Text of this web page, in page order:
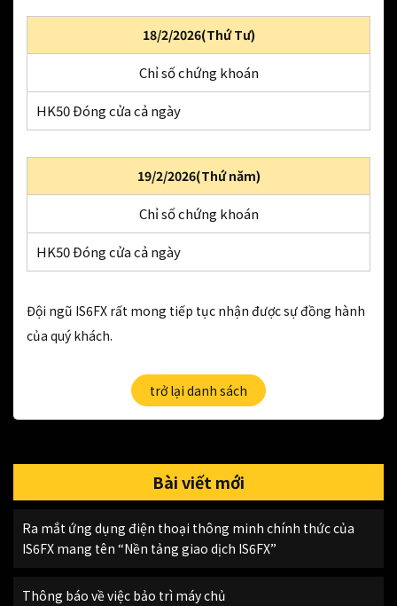
18/2/2026(Thứ Tư)
Chỉ số chứng khoán
HK50 Đóng cửa cả ngày
19/2/2026(Thứ năm)
Chỉ số chứng khoán
HK50 Đóng cửa cả ngày
Đội ngũ IS6FX rất mong tiếp tục nhận được sự đồng hành
của quý khách.
trở lại danh sách
Bài viết mới
Ra mắt ứng dụng điện thoại thông minh chính thức của
IS6FX mang tên “Nền tảng giao dịch IS6FX”
Thông báo về việc bảo trì máy chủ